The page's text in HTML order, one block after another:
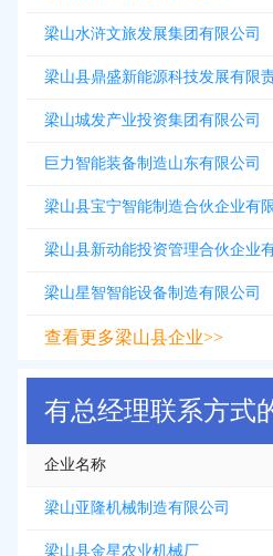
梁山水浒文旅发展集团有限公司
梁山县鼎盛新能源科技发展有限
梁山城发产业投资集团有限公司
巨力智能装备制造山东有限公司
梁山县宝宁智能制造合伙企业有
梁山县新动能投资管理合伙企业
梁山星智智能设备制造有限公司
查看更多梁山县企业>>
有总经理联系方式
企业名称
梁山亚隆机械制造有限公司
梁山县金星农业机械厂